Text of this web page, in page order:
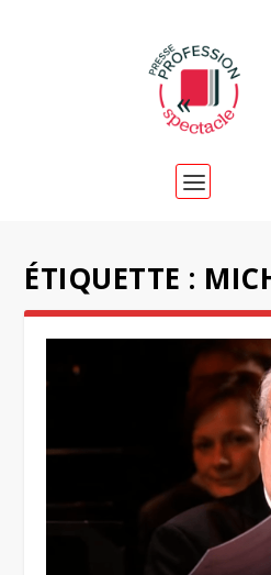
ÉTIQUETTE :